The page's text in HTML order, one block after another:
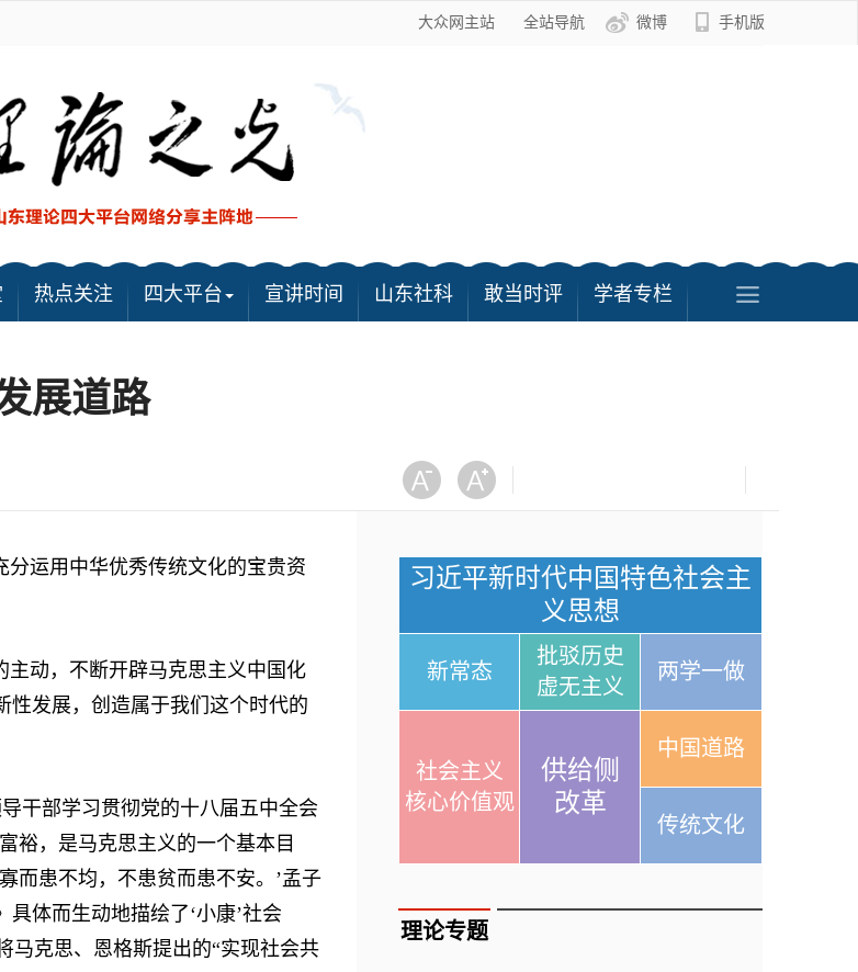
大众网主站 全站导航 微博 手机版
热点关注 四大平台 宣讲时间 山东社科 敢当时评 学者专栏
展道路
运用中华优秀传统文化的宝贵资
动，不断开辟马克思主义中国化
性发展，创造属于我们这个时代的
干部学习贯彻党的十八届五中全会
裕，是马克思主义的一个基本目
而患不均，不患贫而患不安。’孟子
具体而生动地描绘了‘小康’社会
克思、恩格斯提出的“实现社会共
习近平新时代中国特色社会主
义思想
新常态
批驳历史
虚无主义
两学一做
社会主义
核心价值观
供给侧
改革
中国道路
传统文化
理论专题